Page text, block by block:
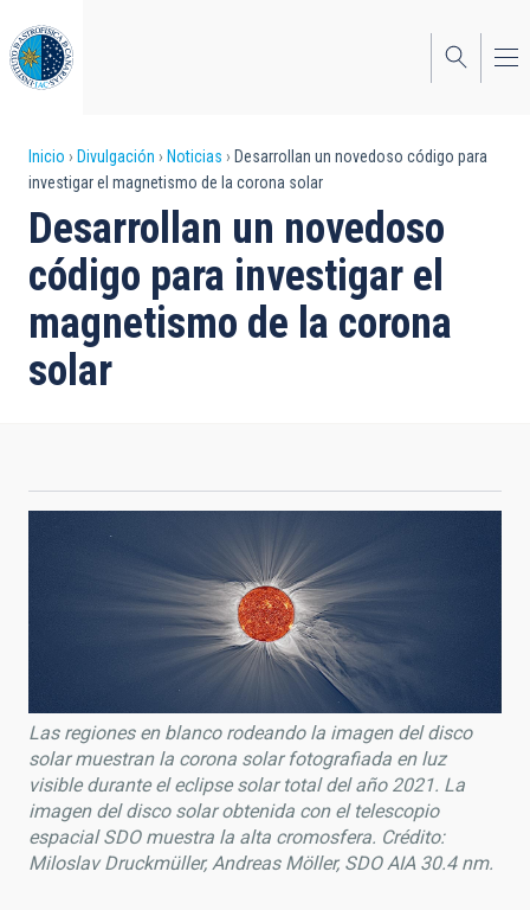
al
contenido
principal
Sobrescribir
enlaces
de
ayuda
a
la
Inicio Divulgación Noticias
Desarrollan un novedoso código para
investigar el magnetismo de la corona solar
Desarrollan un novedoso
código para investigar el
magnetismo de la corona
solar
Las regiones en blanco rodeando la imagen del disco
solar muestran la corona solar fotografiada en luz
visible durante el eclipse solar total del año 2021. La
imagen del disco solar obtenida con el telescopio
espacial SDO muestra la alta cromosfera. Crédito:
Miloslav Druckmüller, Andreas Möller, SDO AIA 30.4 nm.